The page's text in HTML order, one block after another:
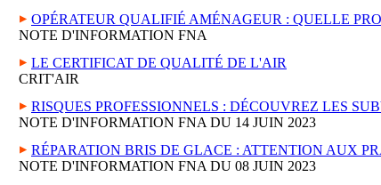
OPÉRATEUR QUALIFIÉ AMÉNAGEUR : QUELLE
NOTE D'INFORMATION FNA
LE CERTIFICAT DE QUALITÉ DE L'AIR
CRIT'AIR
RISQUES PROFESSIONNELS : DÉCOUVREZ LES
NOTE D'INFORMATION FNA DU 14 JUIN 2023
RÉPARATION BRIS DE GLACE : ATTENTION AUX
NOTE D'INFORMATION FNA DU 08 JUIN 2023